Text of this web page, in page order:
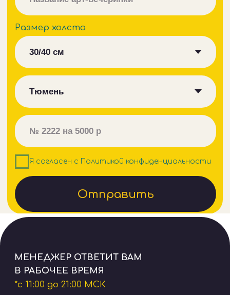
ИП Малева Валерия Александровна
ОГРНИП 321392600040300
ИНН 231119645771
Политика конфиденциальности
Техника безопасности
Договор оферты